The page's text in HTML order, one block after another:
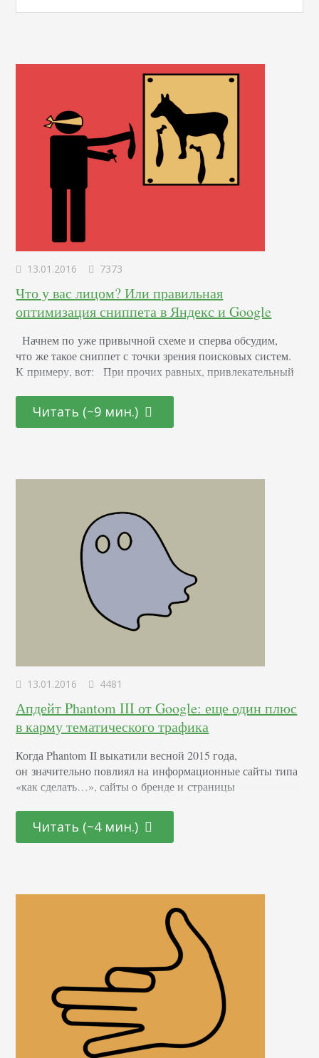
13.01.2016 7373
Что у вас лицом? Или правильная
оптимизация сниппета в Яндекс и Google
Начнем по уже привычной схеме и сперва обсудим,
что же такое сниппет с точки зрения поисковых систем.
К примеру, вот: При прочих равных, привлекательный
вперед в результатах поиска, но и повысит количество
переходов на вашу страницу. Это значит, что не стоит
тексты и даже не качество…
Читать (~9 мин.)
13.01.2016 4481
Апдейт Phantom III от Google: еще один плюс
в карму тематического трафика
Когда Phantom II выкатили весной 2015 года,
он значительно повлиял на информационные сайты типа
«как сделать…», сайты о бренде и страницы
Обновление Phantom III и дальше стремится улучшить
руководящие принципы качества, сосредоточив внимание
об обновлении Phantom III от Google 1. Делает
Читать (~4 мин.)